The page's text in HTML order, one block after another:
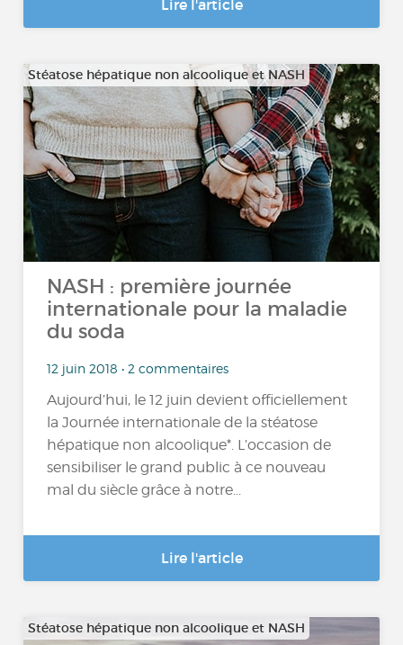
Lire l'article
Stéatose hépatique non alcoolique et NASH
NASH : première journée
internationale pour la maladie
du soda
12 juin 2018 • 2 commentaires
Aujourd’hui, le 12 juin devient officiellement
la Journée internationale de la stéatose
hépatique non alcoolique*. L’occasion de
sensibiliser le grand public à ce nouveau
mal du siècle grâce à notre...
Lire l'article
Stéatose hépatique non alcoolique et NASH